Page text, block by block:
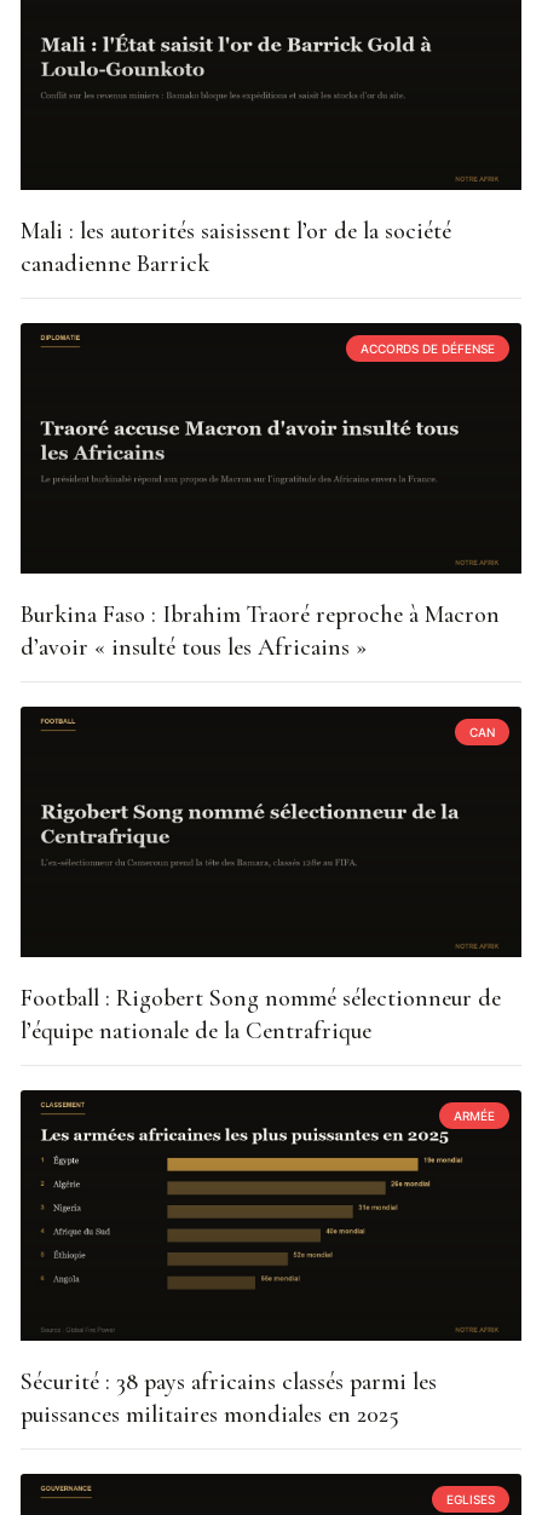
Mali : les autorités saisissent l’or de la société
canadienne Barrick
ACCORDS DE DÉFENSE
Burkina Faso : Ibrahim Traoré reproche à Macron
d’avoir « insulté tous les Africains »
CAN
Football : Rigobert Song nommé sélectionneur de
l’équipe nationale de la Centrafrique
ARMÉE
Sécurité : 38 pays africains classés parmi les
puissances militaires mondiales en 2025
EGLISES